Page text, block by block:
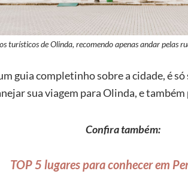
turísticos de Olinda, recomendo apenas andar pelas
guia completinho sobre a cidade, é
sua viagem para Olinda, e também
Confira também:
TOP 5 lugares para conhecer em